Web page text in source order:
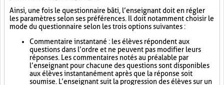
Ainsi, une fois le questionnaire bâti, l’enseignant doit en régler
les paramètres selon ses préférences. Il doit notamment choisir le
mode du questionnaire selon les trois options suivantes :
Commentaire instantané : les élèves répondent aux
questions dans l’ordre et ne peuvent pas modifier leurs
réponses. Les commentaires notés au préalable par
l’enseignant pour chacune des questions sont disponibles
aux élèves instantanément après que la réponse soit
soumise. L’enseignant suit la progression des élèves sur un